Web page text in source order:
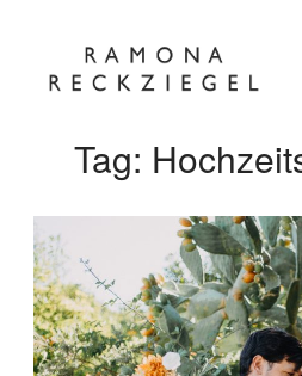
HOME
ÜBER MICH
Tag: